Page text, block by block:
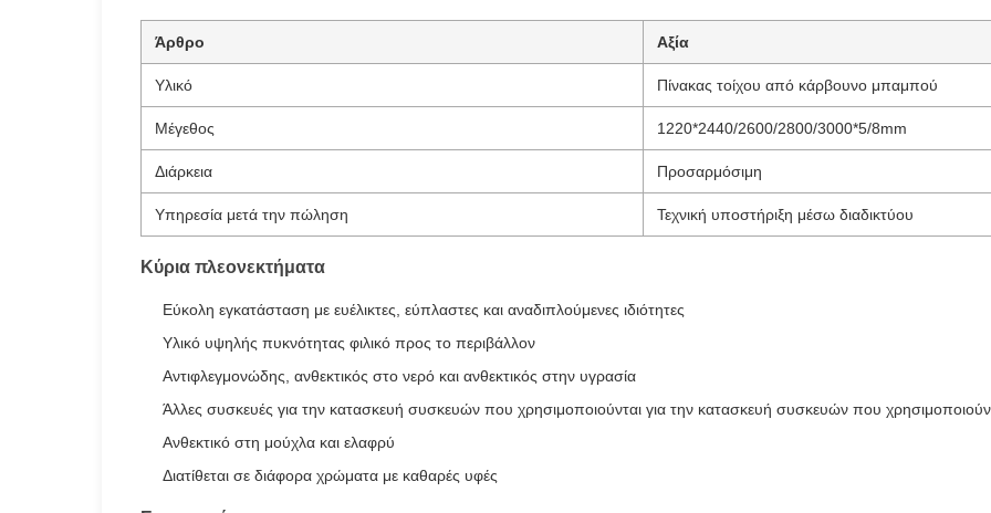
Άρθρο Αξία
Υλικό Πίνακας τοίχου από κάρβουνο μπαμπού
Μέγεθος 1220*2440/2600/2800/3000*5/8mm
Διάρκεια Προσαρμόσιμη
Υπηρεσία μετά την πώληση Τεχνική υποστήριξη μέσω διαδικτύου
Κύρια πλεονεκτήματα
Εύκολη εγκατάσταση με ευέλικτες, εύπλαστες και αναδιπλούμενες ιδιότητες
Υλικό υψηλής πυκνότητας φιλικό προς το περιβάλλον
Αντιφλεγμονώδης, ανθεκτικός στο νερό και ανθεκτικός στην υγρασία
Άλλες συσκευές για την κατασκευή συσκευών που χρησιμοποιούνται για την κατασκευή συσκευών που
Ανθεκτικό στη μούχλα και ελαφρύ
Διατίθεται σε διάφορα χρώματα με καθαρές υφές